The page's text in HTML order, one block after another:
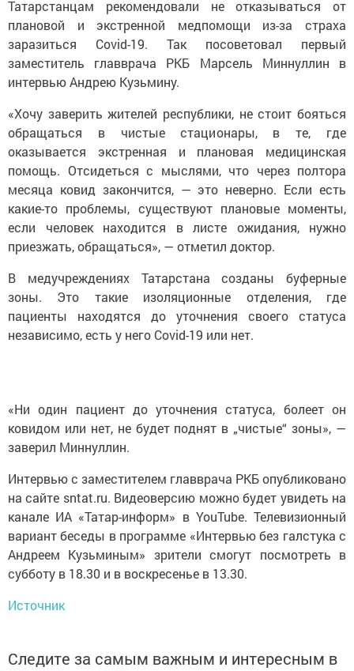
Татарстанцам рекомендовали не отказываться от
плановой и экстренной медпомощи из-за страха
заразиться Covid-19. Так посоветовал первый
заместитель главврача РКБ Марсель Миннуллин в
интервью Андрею Кузьмину.
«Хочу заверить жителей республики, не стоит бояться
обращаться в чистые стационары, в те, где
оказывается экстренная и плановая медицинская
помощь. Отсидеться с мыслями, что через полтора
месяца ковид закончится, — это неверно. Если есть
какие-то проблемы, существуют плановые моменты,
если человек находится в листе ожидания, нужно
приезжать, обращаться», — отметил доктор.
В медучреждениях Татарстана созданы буферные
зоны. Это такие изоляционные отделения, где
пациенты находятся до уточнения своего статуса
независимо, есть у него Covid-19 или нет.
«Ни один пациент до уточнения статуса, болеет он
ковидом или нет, не будет поднят в „чистые“ зоны», —
заверил Миннуллин.
Интервью с заместителем главврача РКБ опубликовано
на сайте sntat.ru. Видеоверсию можно будет увидеть на
канале ИА «Татар-информ» в YouTube. Телевизионный
вариант беседы в программе «Интервью без галстука с
Андреем Кузьминым» зрители смогут посмотреть в
субботу в 18.30 и в воскресенье в 13.30.
Источник
Следите за самым важным и интересным в